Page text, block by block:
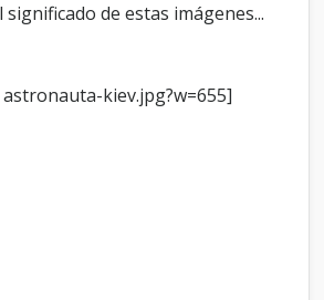
de estas imágenes...